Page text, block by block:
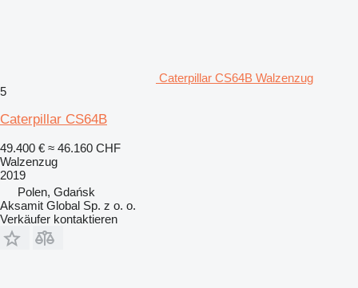
Caterpillar CS64B Walzenzug
5
Caterpillar CS64B
49.400 € ≈ 46.160 CHF
Walzenzug
2019
Polen, Gdańsk
Aksamit Global Sp. z o. o.
Verkäufer kontaktieren